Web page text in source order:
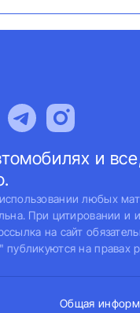
и
любых
При цитировании и
на сайт
публикуются на правах
Общая